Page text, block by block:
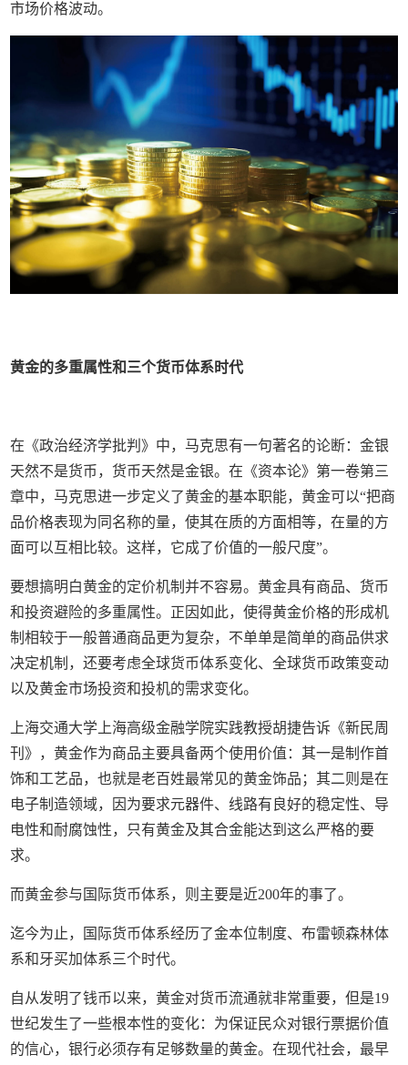
市场价格波动。
黄金的多重属性和三个货币体系时代
在《政治经济学批判》中，马克思有一句著名的论断：金银
天然不是货币，货币天然是金银。在《资本论》第一卷第三
章中，马克思进一步定义了黄金的基本职能，黄金可以“把商
品价格表现为同名称的量，使其在质的方面相等，在量的方
面可以互相比较。这样，它成了价值的一般尺度”。
要想搞明白黄金的定价机制并不容易。黄金具有商品、货币
和投资避险的多重属性。正因如此，使得黄金价格的形成机
制相较于一般普通商品更为复杂，不单单是简单的商品供求
决定机制，还要考虑全球货币体系变化、全球货币政策变动
以及黄金市场投资和投机的需求变化。
上海交通大学上海高级金融学院实践教授胡捷告诉《新民周
刊》，黄金作为商品主要具备两个使用价值：其一是制作首
饰和工艺品，也就是老百姓最常见的黄金饰品；其二则是在
电子制造领域，因为要求元器件、线路有良好的稳定性、导
电性和耐腐蚀性，只有黄金及其合金能达到这么严格的要
求。
而黄金参与国际货币体系，则主要是近200年的事了。
迄今为止，国际货币体系经历了金本位制度、布雷顿森林体
系和牙买加体系三个时代。
自从发明了钱币以来，黄金对货币流通就非常重要，但是19
世纪发生了一些根本性的变化：为保证民众对银行票据价值
的信心，银行必须存有足够数量的黄金。在现代社会，最早